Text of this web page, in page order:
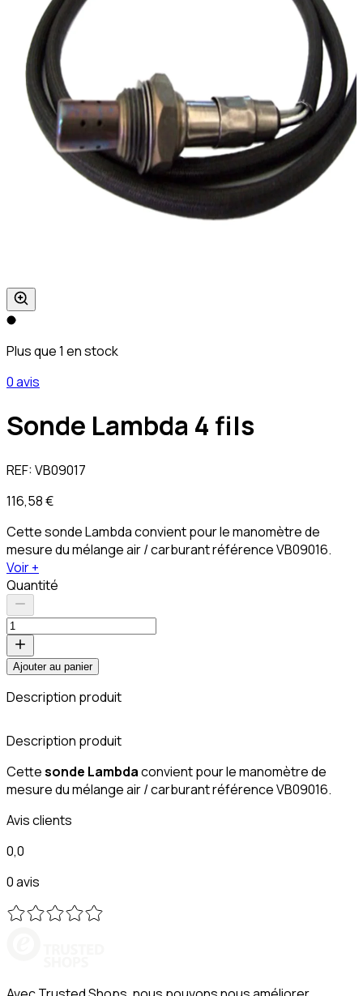
Plus que 1 en stock
0 avis
Sonde Lambda 4 fils
REF:VB09017
116,58 €
Cette sonde Lambda convient pour le manomètre de
mesure du mélange air / carburant référence VB09016.
Voir +
Quantité
Ajouter au panier
Description produit
Description produit
Cettesonde Lambdaconvient pour le manomètre de
mesure du mélange air / carburant référence VB09016.
Avis clients
0,0
0 avis